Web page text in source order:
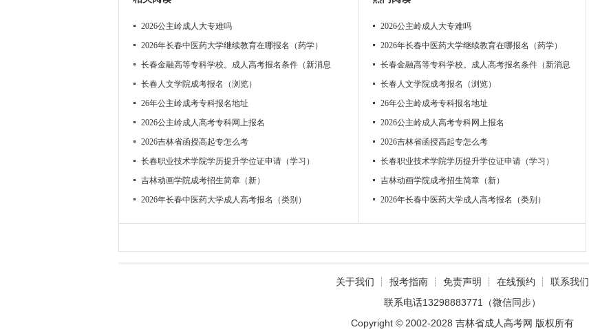
2026公主岭成人大专难吗
2026年长春中医药大学继续教育在哪报名（药学）
长春金融高等专科学校。成人高考报名条件（新消息）
长春人文学院成考报名（浏览）
26年公主岭成考专科报名地址
2026公主岭成人高考专科网上报名
2026吉林省函授高起专怎么考
长春职业技术学院学历提升学位证申请（学习）
吉林动画学院成考招生简章（新）
2026年长春中医药大学成人高考报名（类别）
2026公主岭成人大专难吗
2026年长春中医药大学继续教育在哪报名（药学）
长春金融高等专科学校。成人高考报名条件（新消息）
长春人文学院成考报名（浏览）
26年公主岭成考专科报名地址
2026公主岭成人高考专科网上报名
2026吉林省函授高起专怎么考
长春职业技术学院学历提升学位证申请（学习）
吉林动画学院成考招生简章（新）
2026年长春中医药大学成人高考报名（类别）
关于我们 ┊ 报考指南 ┊ 免责声明 ┊ 在线预约 ┊ 联系我们
联系电话13298883771（微信同步）
Copyright © 2002-2028 吉林省成人高考网 版权所有